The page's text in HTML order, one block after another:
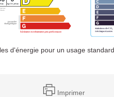
d'énergie pour un usage
Imprimer